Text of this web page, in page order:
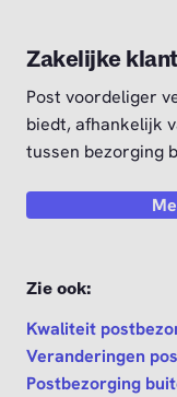
Zakelijke
Post voordeliger
biedt, afhankelijk
tussen bezorging
Zie ook:
Kwaliteit
Veranderingen
Postbezorging